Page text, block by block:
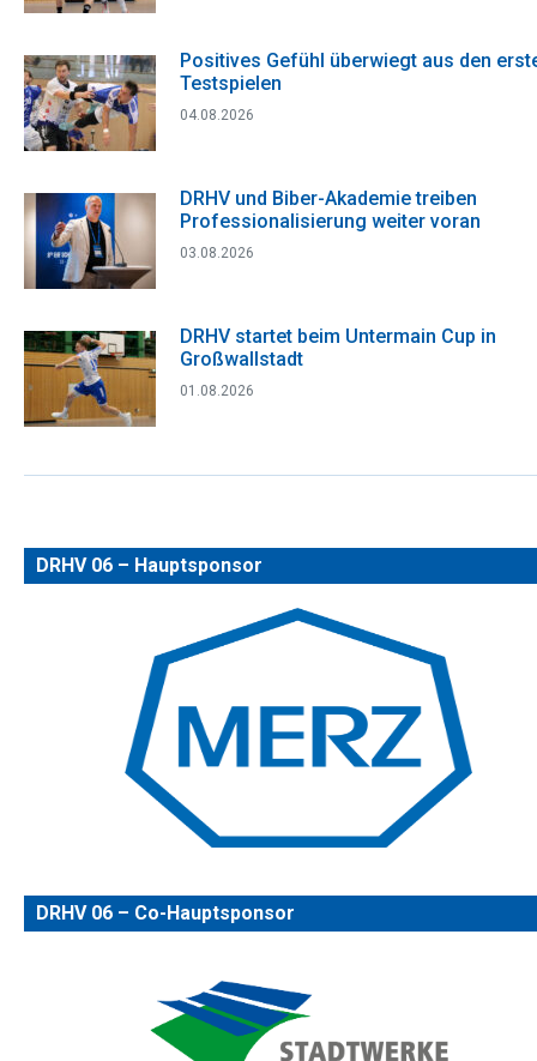
Positives Gefühl überwiegt aus den
Testspielen
04.08.2026
DRHV und Biber-Akademie treiben
Professionalisierung weiter voran
03.08.2026
DRHV startet beim Untermain Cup in
Großwallstadt
01.08.2026
DRHV 06 – Hauptsponsor
DRHV 06 – Co-Hauptsponsor